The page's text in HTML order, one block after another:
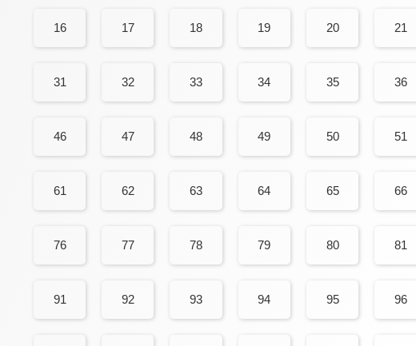
16 17 18 19 20 21
31 32 33 34 35 36
46 47 48 49 50 51
61 62 63 64 65 66
76 77 78 79 80 81
91 92 93 94 95 96